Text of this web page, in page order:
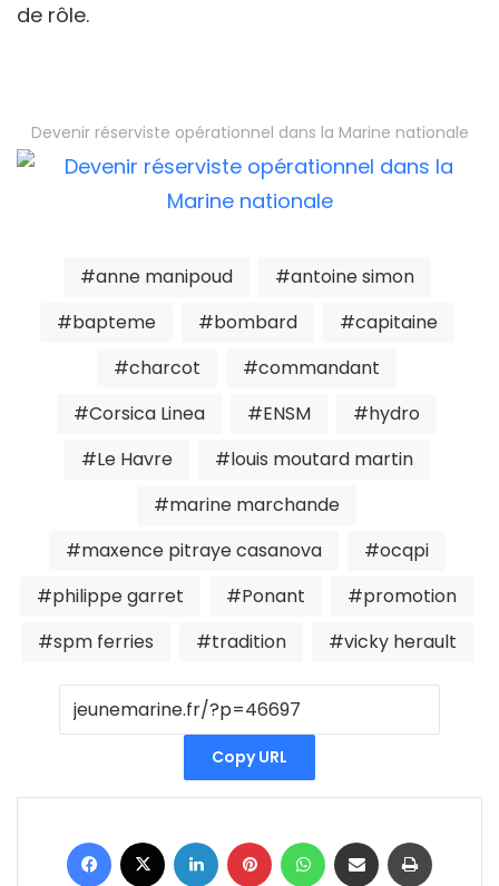
de rôle.
Devenir réserviste opérationnel dans la Marine nationale
anne manipoud
antoine simon
bapteme
bombard
capitaine
charcot
commandant
Corsica Linea
ENSM
hydro
Le Havre
louis moutard martin
marine marchande
maxence pitraye casanova
ocqpi
philippe garret
Ponant
promotion
spm ferries
tradition vicky herault
Copy URL
Facebook Linkedin Pinterest WhatsAppPartager par email